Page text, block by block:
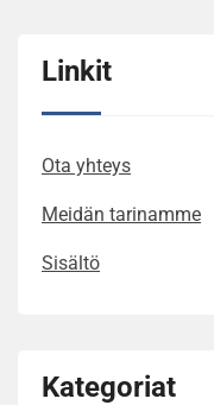
Linkit
Ota yhteys
Meidän tarinamme
Sisältö
Kategoriat